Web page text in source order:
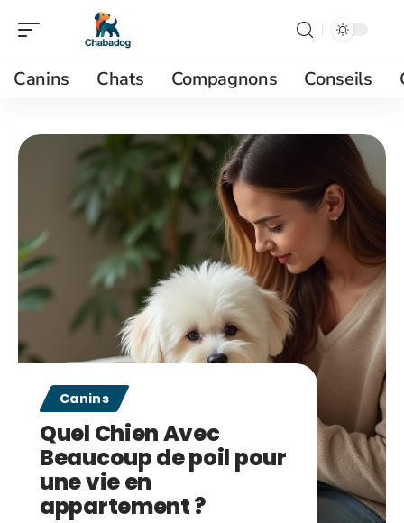
Canins Chats Compagnons Conseils
Canins
Quel Chien Avec
Beaucoup de poil pour
une vie en
appartement ?